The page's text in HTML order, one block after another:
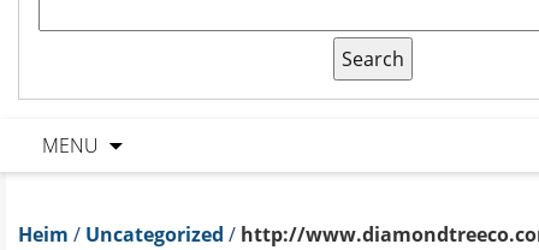
MENU
Heim / Uncategorized / http://